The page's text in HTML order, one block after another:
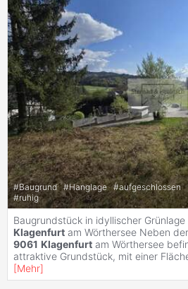
#Baugrund #Hanglage #aufgeschlossen
#ruhig
Baugrundstück in idyllischer Grünlage
Klagenfurt am Wörthersee Neben
9061 Klagenfurt am Wörthersee
attraktive Grundstück, mit einer
[Mehr]